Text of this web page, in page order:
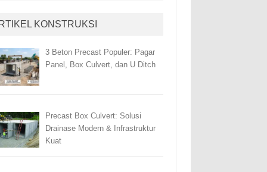
KONSTRUKSI
3 Beton Precast Populer: Pagar
Panel, Box Culvert, dan U Ditch
Precast Box Culvert: Solusi
Drainase Modern & Infrastruktur
Kuat